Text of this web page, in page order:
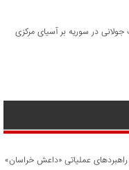
جولانی در سوریه بر آسیای مرکزی
عملیاتی «داعش خراسان»